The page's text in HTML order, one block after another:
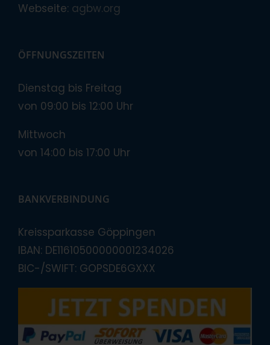
Webseite: agbw.org
ÖFFNUNGSZEITEN
Dienstag bis Freitag
von 09:00 bis 12:00 Uhr
Mittwoch
von 14:00 bis 17:00 Uhr
BANKVERBINDUNG
Kreissparkasse Göppingen
IBAN: DE11610500000001234026
BIC-/SWIFT: GOPSDE6GXXX